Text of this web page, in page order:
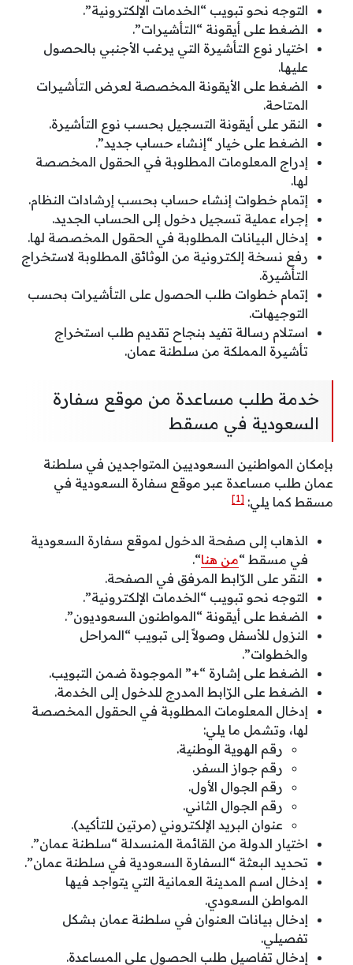
التوجه نحو تبويب “الخدمات الإلكترونية”.
الضغط على أيقونة “التأشيرات”.
اختيار نوع التأشيرة التي يرغب الأجنبي بالحصول
عليها.
الضغط على الأيقونة المخصصة لعرض التأشيرات
المتاحة.
النقر على أيقونة التسجيل بحسب نوع التأشيرة.
الضغط على خيار “إنشاء حساب جديد”.
إدراج المعلومات المطلوبة في الحقول المخصصة
لها.
إتمام خطوات إنشاء حساب بحسب إرشادات النظام.
إجراء عملية تسجيل دخول إلى الحساب الجديد.
إدخال البيانات المطلوبة في الحقول المخصصة لها.
رفع نسخة إلكترونية من الوثائق المطلوبة لاستخراج
التأشيرة.
إتمام خطوات طلب الحصول على التأشيرات بحسب
التوجيهات.
استلام رسالة تفيد بنجاح تقديم طلب استخراج
تأشيرة المملكة من سلطنة عمان.
خدمة طلب مساعدة من موقع سفارة
السعودية في مسقط
بإمكان المواطنين السعوديين المتواجدين في سلطنة
عمان طلب مساعدة عبر موقع سفارة السعودية في
مسقط كما يلي: [1]
الذهاب إلى صفحة الدخول لموقع سفارة السعودية
في مسقط “من هنا“.
النقر على الرّابط المرفق في الصفحة.
التوجه نحو تبويب “الخدمات الإلكترونية”.
الضغط على أيقونة “المواطنون السعوديون”.
النزول للأسفل وصولاً إلى تبويب “المراحل
والخطوات”.
الضغط على إشارة “+” الموجودة ضمن التبويب.
الضغط على الرّابط المدرج للدخول إلى الخدمة.
إدخال المعلومات المطلوبة في الحقول المخصصة
لها، وتشمل ما يلي:
رقم الهوية الوطنية.
رقم جواز السفر.
رقم الجوال الأول.
رقم الجوال الثاني.
عنوان البريد الإلكتروني (مرتين للتأكيد).
اختيار الدولة من القائمة المنسدلة “سلطنة عمان”.
تحديد البعثة “السفارة السعودية في سلطنة عمان”.
إدخال اسم المدينة العمانية التي يتواجد فيها
المواطن السعودي.
إدخال بيانات العنوان في سلطنة عمان بشكل
تفصيلي.
إدخال تفاصيل طلب الحصول على المساعدة.